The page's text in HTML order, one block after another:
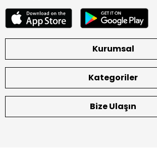
Kurumsal
Kategoriler
Bize Ulaşın